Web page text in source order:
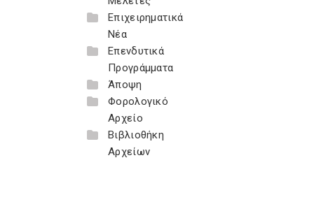
Επιχειρηματικά
Νέα
Επενδυτικά
Προγράμματα
Άποψη
Φορολογικό
Αρχείο
Βιβλιοθήκη
Αρχείων